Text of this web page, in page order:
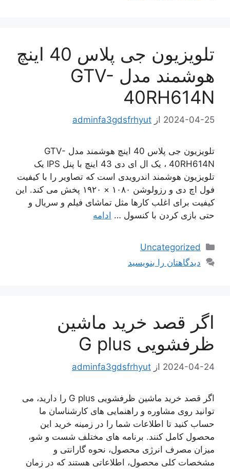
تلویزیون جی پلاس 40 اینچ
هوشمند مدل GTV-
40RH614N
2024-04-25 از adminfa3gdsfrhyut
تلویزیون جی پلاس 40 اینچ هوشمند مدل GTV-
40RH614N ، یک ال ای دی 43 اینچ با پنل IPS یک
تلویزیون هوشمند اندرویدی است که تصاویر را با کیفیت
فول اچ دی و رزولوشن ۱۰۸۰ × ۱۹۲۰ پخش می کند. این
کیفیت برای اغلب کارها مثل تماشای فیلم و سریال و
حتی بازی کردن با کنسول … ادامه
دسته‌ها
Uncategorized
دیدگاهتان را بنویسید
اگر قصد خرید ماشین
ظرفشویی G plus
2024-04-24 از adminfa3gdsfrhyut
اگر قصد خرید ماشین ظرفشویی G plus را دارید، می
توانید روی مشاوره و راهنمایی های کارشناسان ما
حساب کنید تا اطلاعات شما را در زمینه خرید این
محصول کامل کنند. برنامه های مختلف شست و شو،
میزان مصرف انرژی محصول، نحوه گارانتی و
مشخصات کلی محصول، اطلاعاتی هستند که در زمان